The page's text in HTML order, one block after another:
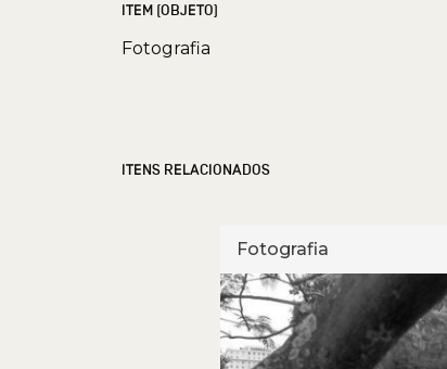
ITEM (OBJETO)
Fotografia
ITENS RELACIONADOS
Fotografia